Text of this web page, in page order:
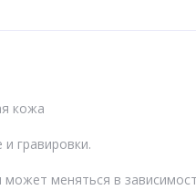
кожа
гравировки.
может меняться в